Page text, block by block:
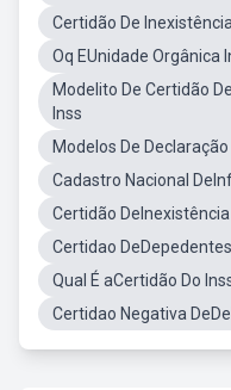
Certidão De
Oq EUnidade Orgânica
Modelito De Certidão
Inss
Modelos De
Cadastro Nacional
Certidão DeInexistência
Certidao
Qual É aCertidão Do
Certidao Negativa